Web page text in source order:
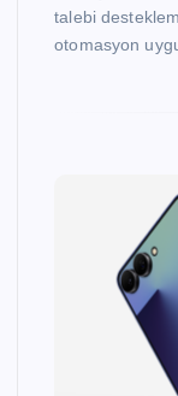
talebi
otomasyon